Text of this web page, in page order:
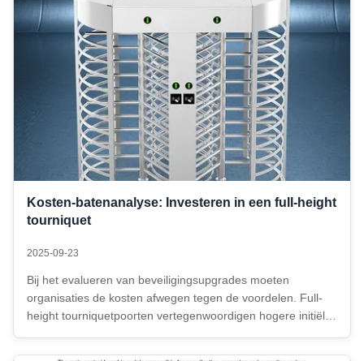
Kosten-batenanalyse: Investeren in een full-height
tourniquet
2025-09-23
Bij het evalueren van beveiligingsupgrades moeten
organisaties de kosten afwegen tegen de voordelen. Full-
height tourniquetpoorten vertegenwoordigen hogere initiële